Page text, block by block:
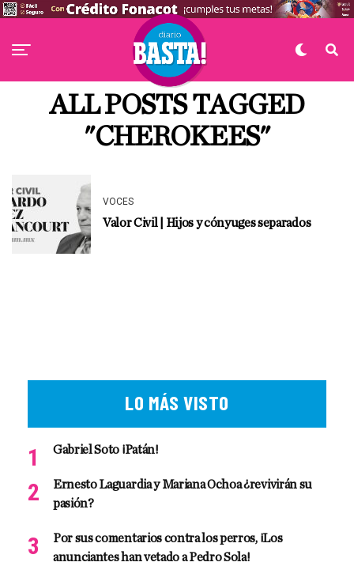
ALL POSTS TAGGED
"CHEROKEES"
VOCES
Valor Civil | Hijos y cónyuges separados
LO MÁS VISTO
Gabriel Soto ¡Patán!
Ernesto Laguardia y Mariana Ochoa ¿revivirán su
pasión?
Por sus comentarios contra los perros, ¡Los
anunciantes han vetado a Pedro Sola!